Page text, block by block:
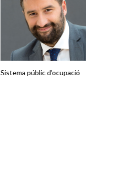
Sistema públic d’ocupació